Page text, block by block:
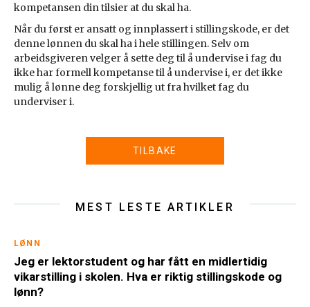
kompetansen din tilsier at du skal ha.
Når du først er ansatt og innplassert i stillingskode, er det
denne lønnen du skal ha i hele stillingen. Selv om
arbeidsgiveren velger å sette deg til å undervise i fag du
ikke har formell kompetanse til å undervise i, er det ikke
mulig å lønne deg forskjellig ut fra hvilket fag du
underviser i.
TILBAKE
MEST LESTE ARTIKLER
LØNN
Jeg er lektorstudent og har fått en midlertidig
vikarstilling i skolen. Hva er riktig stillingskode og
lønn?